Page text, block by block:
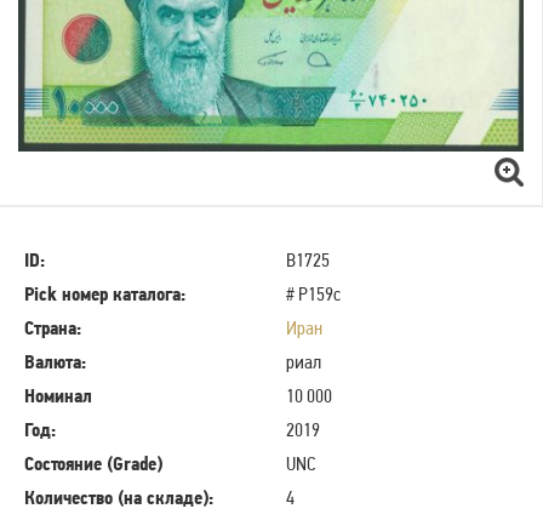
ID:
B1725
Pick номер каталога:
# P159c
Страна:
Иран
Валюта:
риал
Номинал
10 000
Год:
2019
Состояние (Grade)
UNC
Количество (на складе):
4